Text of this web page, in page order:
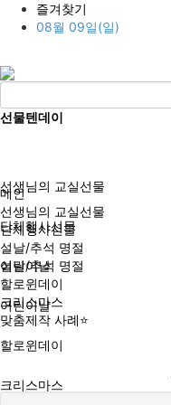
즐겨찾기
08월 09일(일)
선물텐데이
선생님의 교실선물
단체행사선물
설날/추석 명절
어린이날
할로윈데이
크리스마스
메인
선생님의 교실선물
단체행사선물
설날/추석 명절
어린이날
할로윈데이
크리스마스
맞춤제작 사례⭐